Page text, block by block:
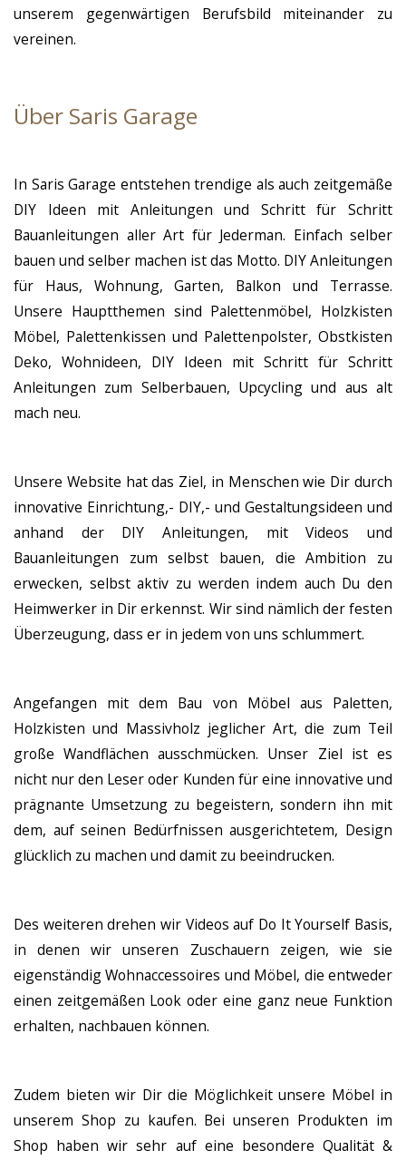
unserem gegenwärtigen Berufsbild miteinander zu
vereinen.
Über Saris Garage
In Saris Garage entstehen trendige als auch zeitgemäße
DIY Ideen mit Anleitungen und Schritt für Schritt
Bauanleitungen aller Art für Jederman. Einfach selber
bauen und selber machen ist das Motto. DIY Anleitungen
für Haus, Wohnung, Garten, Balkon und Terrasse.
Unsere Hauptthemen sind Palettenmöbel, Holzkisten
Möbel, Palettenkissen und Palettenpolster, Obstkisten
Deko, Wohnideen, DIY Ideen mit Schritt für Schritt
Anleitungen zum Selberbauen, Upcycling und aus alt
mach neu.
Unsere Website hat das Ziel, in Menschen wie Dir durch
innovative Einrichtung,- DIY,- und Gestaltungsideen und
anhand der DIY Anleitungen, mit Videos und
Bauanleitungen zum selbst bauen, die Ambition zu
erwecken, selbst aktiv zu werden indem auch Du den
Heimwerker in Dir erkennst. Wir sind nämlich der festen
Überzeugung, dass er in jedem von uns schlummert.
Angefangen mit dem Bau von Möbel aus Paletten,
Holzkisten und Massivholz jeglicher Art, die zum Teil
große Wandflächen ausschmücken. Unser Ziel ist es
nicht nur den Leser oder Kunden für eine innovative und
prägnante Umsetzung zu begeistern, sondern ihn mit
dem, auf seinen Bedürfnissen ausgerichtetem, Design
glücklich zu machen und damit zu beeindrucken.
Des weiteren drehen wir Videos auf Do It Yourself Basis,
in denen wir unseren Zuschauern zeigen, wie sie
eigenständig Wohnaccessoires und Möbel, die entweder
einen zeitgemäßen Look oder eine ganz neue Funktion
erhalten, nachbauen können.
Zudem bieten wir Dir die Möglichkeit unsere Möbel in
unserem Shop zu kaufen. Bei unseren Produkten im
Shop haben wir sehr auf eine besondere Qualität &